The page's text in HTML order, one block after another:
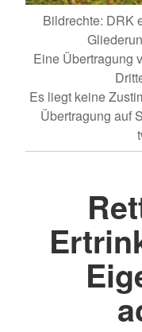
Bildrechte: DRK
Eine Übertragung
Es liegt keine
Übertragung auf